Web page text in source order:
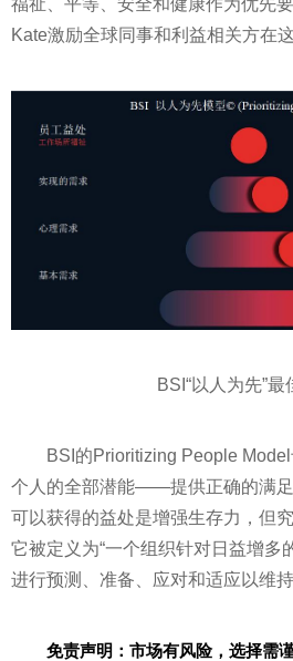
福祉、 平等、安全和健康作为优先
Kate激励全球同事和利益相关方在
BSI“以人为先”
BSI的Prioritizing People
个人的全部潜能——提供正确的满
可以获得的益处是增强生存力，但
它被定义为“一个组织针对日益增多
进行预测、准备、应对和适应以维
免责声明：市场有风险，选择需